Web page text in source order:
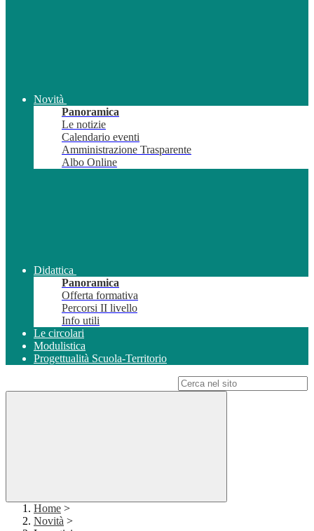
Novità
Panoramica
Le notizie
Calendario eventi
Amministrazione Trasparente
Albo Online
Didattica
Panoramica
Offerta formativa
Percorsi II livello
Info utili
Le circolari
Modulistica
Progettualità Scuola-Territorio
Home >
Novità >